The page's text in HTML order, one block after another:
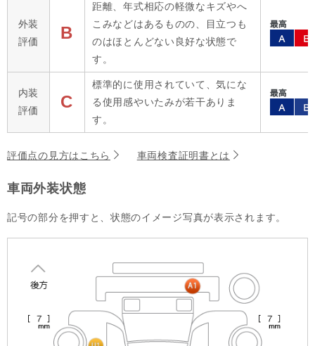
外装
評価
B
距離、年式相応の軽微なキズやへ
こみなどはあるものの、目立つも
のはほとんどない良好な状態で
す。
内装
評価
C
標準的に使用されていて、気にな
る使用感やいたみが若干ありま
す。
評価点の見方はこちら 車両検査証明書とは
車両外装状態
記号の部分を押すと、状態のイメージ写真が表示されます。